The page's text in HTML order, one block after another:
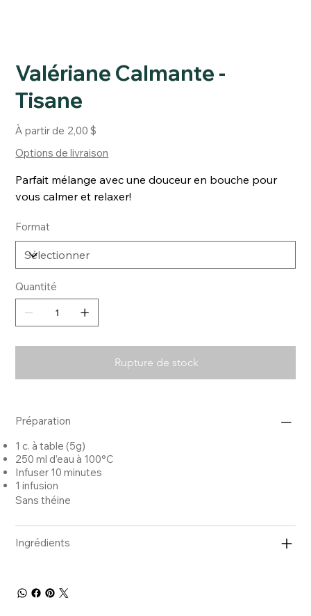
Valériane Calmante -
Tisane
À partir de Prix
2,00 $
Options de livraison
Parfait mélange avec une douceur en bouche pour
vous calmer et relaxer!
Format
Quantité
Rupture de stock
Préparation
1 c. à table (5g)
250 ml d’eau à 100°C
Infuser 10 minutes
1 infusion
Sans théine
Ingrédients